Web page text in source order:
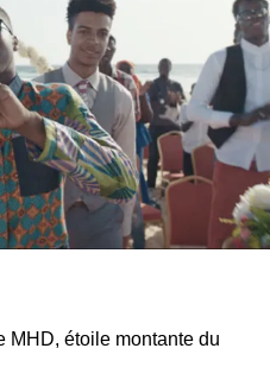
MHD, étoile montante du